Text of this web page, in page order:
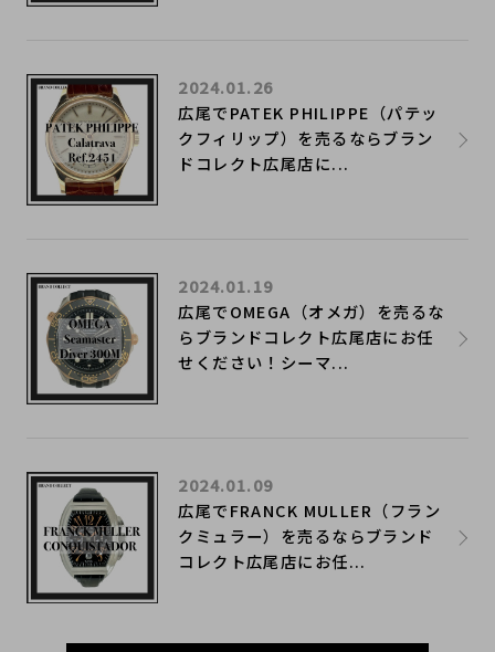
広尾でPATEK PHILIPPE（パテッ
クフィリップ）を売るならブラン
ドコレクト広尾店に...
2024.01.26
広尾でOMEGA（オメガ）を売るな
らブランドコレクト広尾店にお任
せください！シーマ...
2024.01.19
広尾でFRANCK MULLER（フラン
クミュラー）を売るならブランド
コレクト広尾店にお任...
2024.01.09